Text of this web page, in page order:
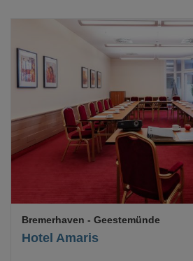
Loading...
Hotel Amaris
Bremerhaven - Geestemünde